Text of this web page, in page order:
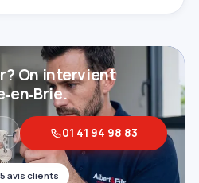
avis clients
On intervient
01 41 94 98 83